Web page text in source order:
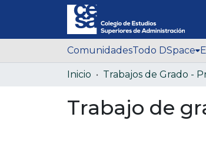
ComunidadesTodo DSpace
Inicio
Trabajo de